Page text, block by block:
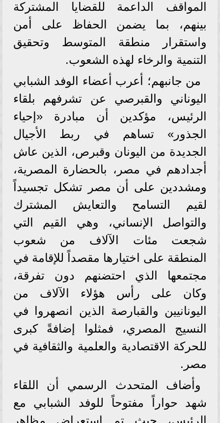
المواقف الداعمة للقضايا المشتركة
بينهم، بما يضمن الحفاظ على أمن
واستقرار منطقة المتوسط وتحقيق
التنمية والرخاء لهذه الشعوب.
من جانبهم؛ أعرب أعضاء الوفد الشبابي
اليوناني والقبرصي عن تشرفهم بلقاء
الرئيس، مؤكدين أن مبادرة «إحياء
الجذور» تساهم في ربط الأجيال
الجديدة من اليونان وقبرص، الذين عاش
أجدادهم في مصر، بالحضارة المصرية،
ومشددين على أن مصر تشكل تجسيداً
لقيم التسامح والتعايش المشترك
والتواصل الإنساني، وهي القيم التي
شجعت مئات الآلاف من شعوب
المنطقة على اختيارها مقصداً للإقامة في
مجتمعها الذي احتضنهم دون تفرقة،
وكان على رأس هؤلاء الآلاف من
اليونانيين والقبارصة الذين انصهروا في
النسيج المصري، فمثلوا إضافةً كبرى
للحركة الاقتصادية والعلمية والثقافية في
مصر.
وأضاف المتحدث الرسمي أن اللقاء
شهد حواراً مفتوحاً للوفد الشبابي مع